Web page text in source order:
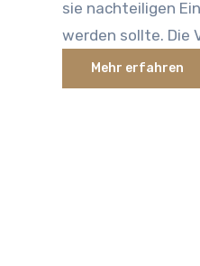
sie nachteiligen
werden sollte. Die
Lohnes ist für
überwindet”.
Mehr erfahren